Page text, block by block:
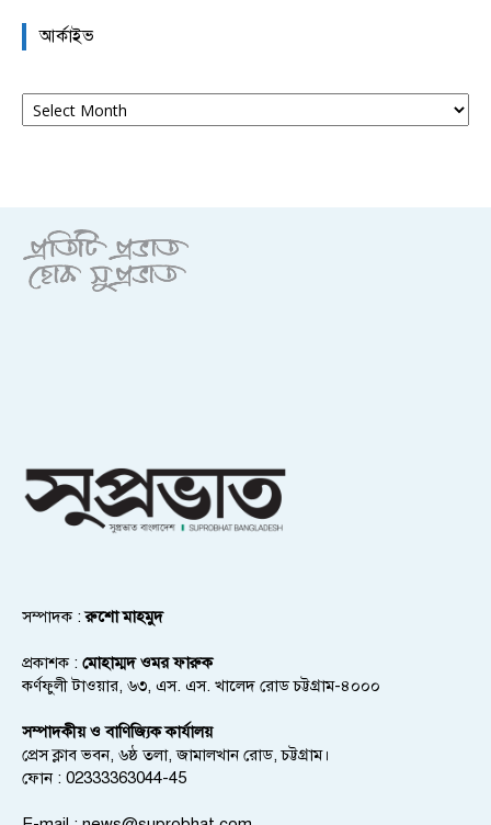
আর্কাইভ
আর্কাইভ
সম্পাদক :রুশো মাহমুদ
প্রকাশক : মোহাম্মদ ওমর ফারুক
কর্ণফুলী টাওয়ার, ৬৩, এস. এস. খালেদ রোড চট্টগ্রাম-৪০০০
সম্পাদকীয় ও বাণিজ্যিক কার্যালয়
প্রেস ক্লাব ভবন, ৬ষ্ঠ তলা, জামালখান রোড, চট্টগ্রাম।
ফোন : 02333363044-45